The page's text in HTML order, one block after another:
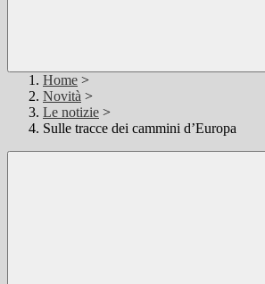
Home >
Novità >
Le notizie >
Sulle tracce dei cammini d’Europa